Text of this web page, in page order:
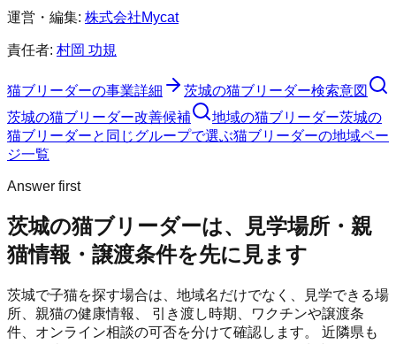
運営・編集: 株式会社Mycat
責任者: 村岡 功規
猫ブリーダーの事業詳細
茨城の猫ブリーダー検索意図
茨城の猫ブリーダー改善候補
地域の猫ブリーダー茨城の
猫ブリーダーと同じグループで選ぶ猫ブリーダーの地域ペー
ジ一覧
Answer first
茨城の猫ブリーダーは、見学場所・親
猫情報・譲渡条件を先に見ます
茨城で子猫を探す場合は、地域名だけでなく、見学できる場
所、親猫の健康情報、 引き渡し時期、ワクチンや譲渡条
件、オンライン相談の可否を分けて確認します。 近隣県も